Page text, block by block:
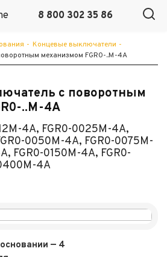
8 800 302 35 86
- Концевые выключатели -
механизмом FGR0-..M-4A
c поворотным
..M-4A
4A, FGR0-0025M-4A,
0050M-4A, FGR0-0075M-
FGR0-0150M-4A, FGR0-
4A
— 4